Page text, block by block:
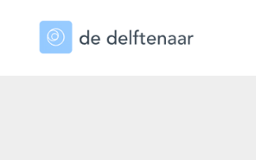
dedelftenaar.nl